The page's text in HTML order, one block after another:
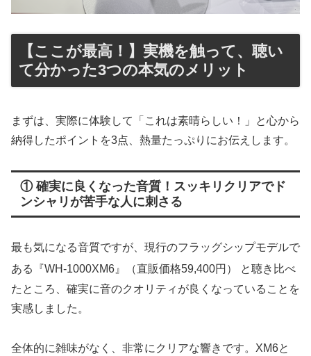
【ここが最高！】実機を触って、聴い
て分かった3つの本気のメリット
まずは、実際に体験して「これは素晴らしい！」と心から
納得したポイントを3点、熱量たっぷりにお伝えします。
① 確実に良くなった音質！スッキリクリアでド
ンシャリが苦手な人に刺さる
最も気になる音質ですが、現行のフラッグシップモデルで
ある『WH-1000XM6』（直販価格59,400円）
と聴き比べ
たところ、確実に音のクオリティが良くなっていることを
実感しました。
全体的に雑味がなく、非常にクリアな響きです。XM6と